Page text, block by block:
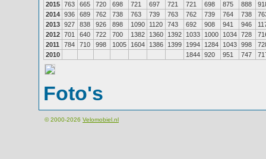
2015 763 665 720 698 721 697 721 721 698 875 888
2014 936 689 762 738 763 739 763 762 739 764 738
2013 927 838 926 898 1090 1120 743 692 908 941 946
2012 701 640 722 700 1382 1360 1392 1033 1000 1034 728
2011
784 710 998 1005 1604 1386 1399 1994 1284 1043 998
2010
1844 920 951 747
Foto's
© 2000-2026 Velomobiel.nl